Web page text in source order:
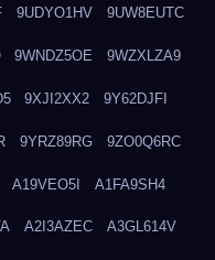
9UDYO1HV 9UW8EUTC
9WNDZ5OE 9WZXLZA9
9XJI2XX2 9Y62DJFI
9YRZ89RG 9ZO0Q6RC
A19VEO5I A1FA9SH4
A2I3AZEC A3GL614V